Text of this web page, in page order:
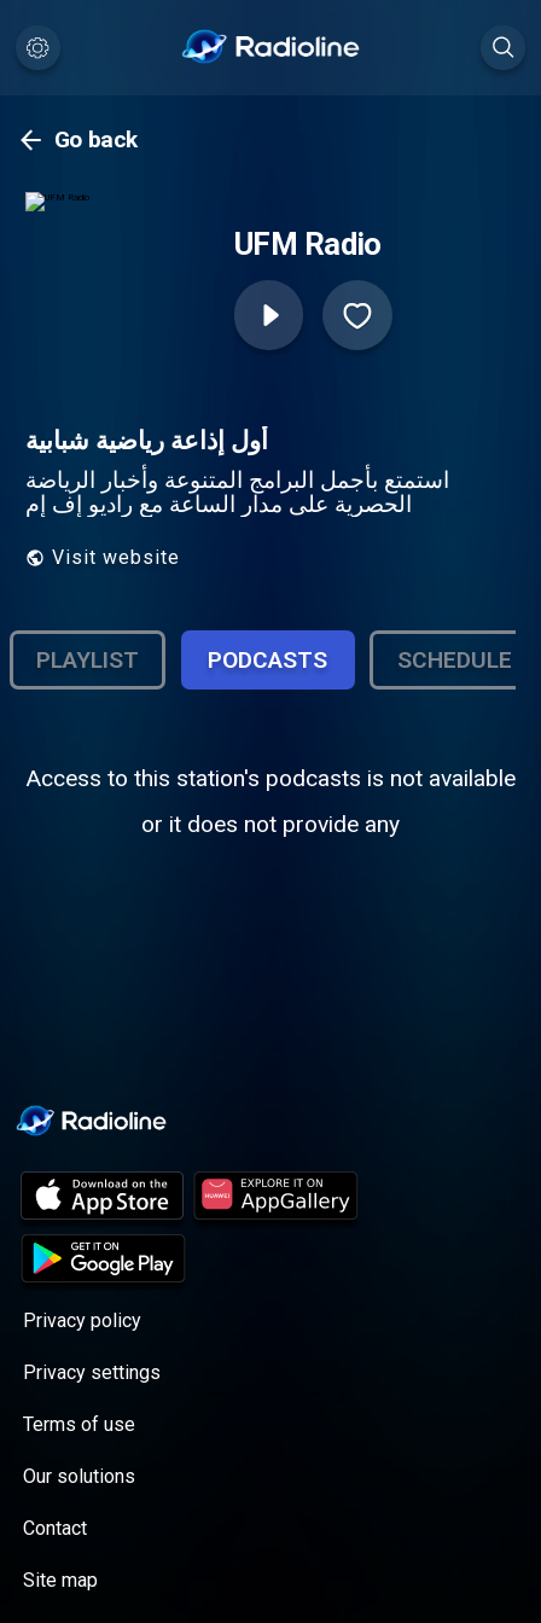
Go back
UFM Radio
أول إذاعة رياضية شبابية
استمتع بأجمل البرامج المتنوعة وأخبار الرياضة
الحصرية على مدار الساعة مع راديو إف إم
Visit website
PLAYLIST PODCASTS SCHEDULE
Access to this station's podcasts is not available
or it does not provide any
Privacy policy
Privacy settings
Terms of use
Our solutions
Contact
Site map